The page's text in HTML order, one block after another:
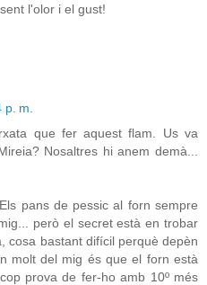
l'olor i el gust!
m.
que fer aquest flam. Us va
Nosaltres hi anem demà...
pans de pessic al forn sempre
però el secret està en trobar
cosa bastant difícil perquè depèn
molt del mig és que el forn està
prova de fer-ho amb 10º més